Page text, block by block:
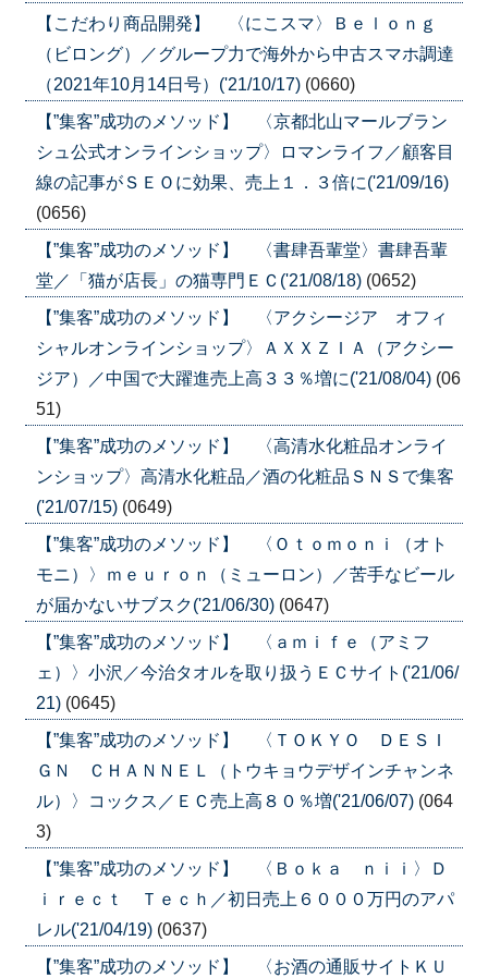
【こだわり商品開発】 〈にこスマ〉Ｂｅｌｏｎｇ
（ビロング）／グループ力で海外から中古スマホ調達
（2021年10月14日号）('21/10/17) (0660)
【”集客”成功のメソッド】 〈京都北山マールブラン
シュ公式オンラインショップ〉ロマンライフ／顧客目
線の記事がＳＥＯに効果、売上１．３倍に('21/09/16)
(0656)
【”集客”成功のメソッド】 〈書肆吾輩堂〉書肆吾輩
堂／「猫が店長」の猫専門ＥＣ('21/08/18) (0652)
【”集客”成功のメソッド】 〈アクシージア オフィ
シャルオンラインショップ〉ＡＸＸＺＩＡ（アクシー
ジア）／中国で大躍進売上高３３％増に('21/08/04) (06
51)
【”集客”成功のメソッド】 〈高清水化粧品オンライ
ンショップ〉高清水化粧品／酒の化粧品ＳＮＳで集客
('21/07/15) (0649)
【”集客”成功のメソッド】 〈Ｏｔｏｍｏｎｉ（オト
モニ）〉ｍｅｕｒｏｎ（ミューロン）／苦手なビール
が届かないサブスク('21/06/30) (0647)
【”集客”成功のメソッド】 〈ａｍｉｆｅ（アミフ
ェ）〉小沢／今治タオルを取り扱うＥＣサイト('21/06/
21) (0645)
【”集客”成功のメソッド】 〈ＴＯＫＹＯ ＤＥＳＩ
ＧＮ ＣＨＡＮＮＥＬ（トウキョウデザインチャンネ
ル）〉コックス／ＥＣ売上高８０％増('21/06/07) (064
3)
【”集客”成功のメソッド】 〈Ｂｏｋａ ｎｉｉ〉Ｄ
ｉｒｅｃｔ Ｔｅｃｈ／初日売上６０００万円のアパ
レル('21/04/19) (0637)
【”集客”成功のメソッド】 〈お酒の通販サイトＫＵ